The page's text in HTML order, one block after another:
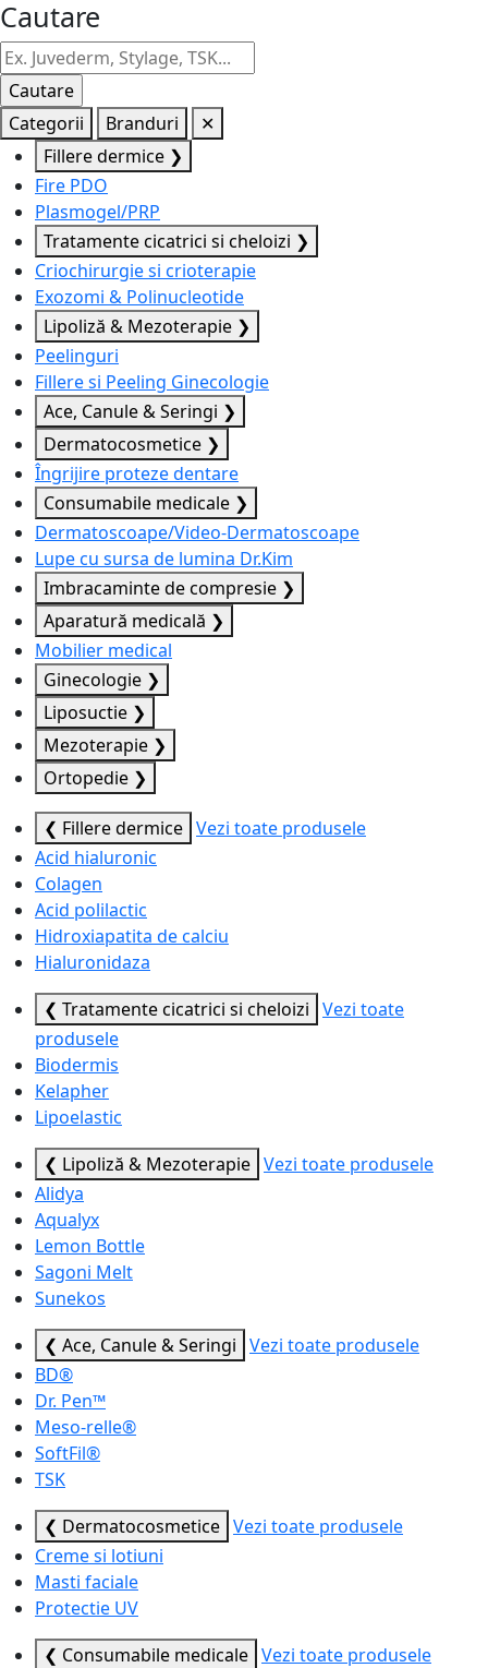
Cautare
Categorii Branduri
✕
Fillere dermice ❯
Fire PDO
Plasmogel/PRP
Tratamente cicatrici si cheloizi ❯
Criochirurgie si crioterapie
Exozomi & Polinucleotide
Lipoliză & Mezoterapie ❯
Peelinguri
Fillere si Peeling Ginecologie
Ace, Canule & Seringi ❯
Dermatocosmetice ❯
Îngrijire proteze dentare
Consumabile medicale ❯
Dermatoscoape/Video-Dermatoscoape
Lupe cu sursa de lumina Dr.Kim
Imbracaminte de compresie ❯
Aparatură medicală ❯
Mobilier medical
Ginecologie ❯
Liposuctie ❯
Mezoterapie ❯
Ortopedie ❯
❮ Fillere dermice Vezi toate produsele
Acid hialuronic
Colagen
Acid polilactic
Hidroxiapatita de calciu
Hialuronidaza
❮ Tratamente cicatrici si cheloizi Vezi toate
produsele
Biodermis
Kelapher
Lipoelastic
❮ Lipoliză & Mezoterapie Vezi toate produsele
Alidya
Aqualyx
Lemon Bottle
Sagoni Melt
Sunekos
❮ Ace, Canule & Seringi Vezi toate produsele
BD®
Dr. Pen™
Meso-relle®
SoftFil®
TSK
❮ Dermatocosmetice Vezi toate produsele
Creme si lotiuni
Masti faciale
Protectie UV
❮ Consumabile medicale Vezi toate produsele